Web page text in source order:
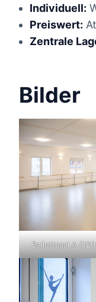
Individuell:
Preiswert:
Zentrale
Bilder
Ballettsaal A